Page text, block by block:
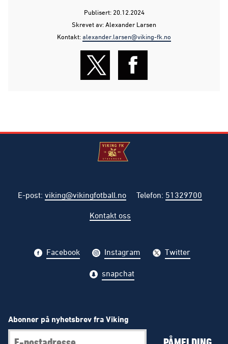
Publisert: 20.12.2024
Skrevet av: Alexander Larsen
Kontakt:alexander.larsen@viking-fk.no
E-post: viking@vikingfotball.no Telefon: 51329700
Kontakt oss
Facebook Instagram Twitter
snapchat
Abonner på nyhetsbrev fra Viking